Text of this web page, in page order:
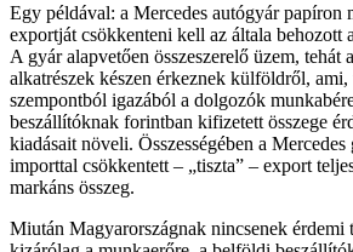
Egy példával: a Mercedes autógyár papíron
exportját csökkenteni kell az általa behozott
A gyár alapvetően összeszerelő üzem, tehát
alkatrészek készen érkeznek külföldről,
szempontból igazából a dolgozók
beszállítóknak forintban kifizetett összege
kiadásait növeli. Összességében a
importtal csökkentett – „tiszta” – export
markáns összeg.
Miután Magyarországnak nincsenek érdemi